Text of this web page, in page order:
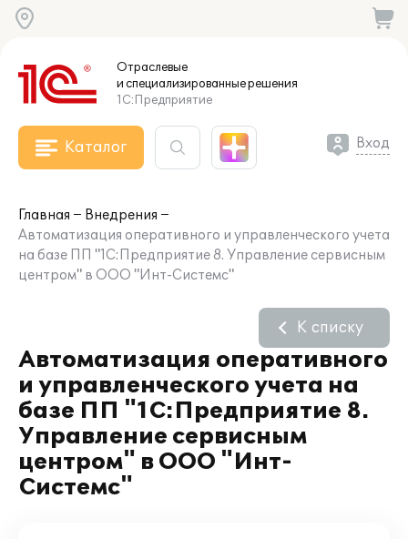
Отраслевые
и специализированныерешения
1С:Предприятие
Каталог Вход
Главная
Внедрения
Автоматизация оперативного и управленческого учета
на базе ПП "1С:Предприятие 8. Управление сервисным
центром" в ООО "Инт-Системс"
Автоматизация оперативного
и управленческого учета на
базе ПП "1С:Предприятие 8.
Управление сервисным
центром" в ООО "Инт-
Системс"
К списку